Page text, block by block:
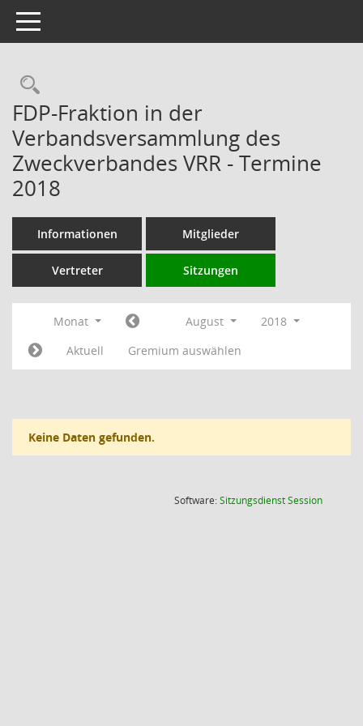
Toggle navigation
Rechercheauswahl
FDP-Fraktion in der
Verbandsversammlung des
Zweckverbandes VRR - Termine
2018
Informationen Mitglieder
Vertreter Sitzungen
Monat August
2018
Aktuell
Gremium auswählen
Keine Daten gefunden.
Software:SitzungsdienstSession(Wird in